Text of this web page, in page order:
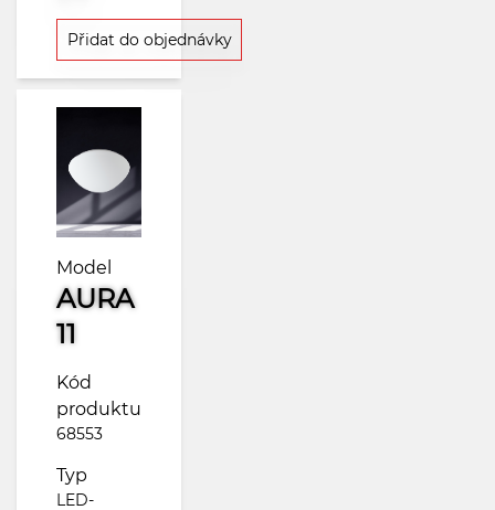
Přidat do objednávky
Model
AURA
11
Kód
produktu
68553
Typ
LED-